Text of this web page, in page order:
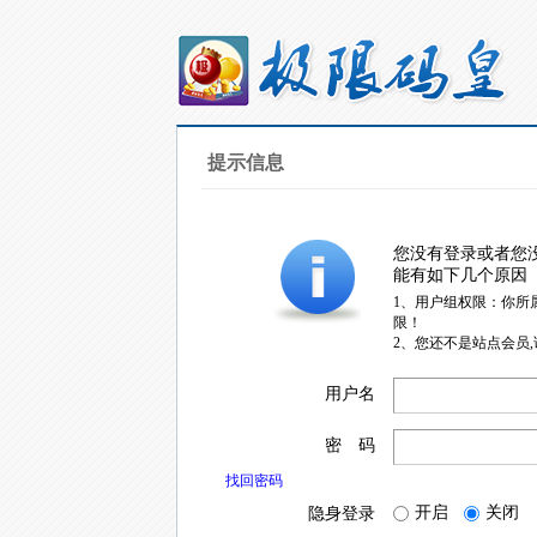
提示信息
您没有登录或者您
能有如下几个原因
1、用户组权限：你所
限！
2、您还不是站点会员
用户名
密 码
找回密码
隐身登录 开启 关闭